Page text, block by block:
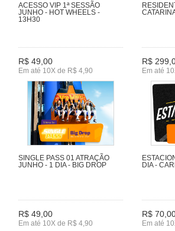
ACESSO VIP 1ª SESSÃO
JUNHO - HOT WHEELS -
13H30
R$ 49,00
Em até 10X de R$ 4,90
R$
Em até
SINGLE PASS 01 ATRAÇÃO
JUNHO - 1 DIA - BIG DROP
R$ 49,00
Em até 10X de R$ 4,90
DIA -
R$
Em até